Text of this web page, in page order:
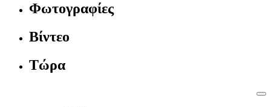
Φωτογραφίες
Βίντεο
Τώρα